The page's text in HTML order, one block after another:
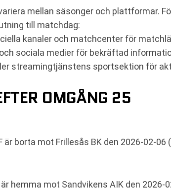
mellan säsonger och plattformar.
till matchdag:
kanaler och matchcenter för
sociala medier för bekräftad
streamingtjänstens sportsektion för
OMGÅNG 25
borta mot Frillesås BK den 2026-02-06
hemma mot Sandvikens AIK den 2026-